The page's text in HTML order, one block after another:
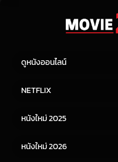
ดูหนังออนไลน์
หนังจีน
NETFLIX
หนังใหม่ 2025
หนังใหม่ 2026